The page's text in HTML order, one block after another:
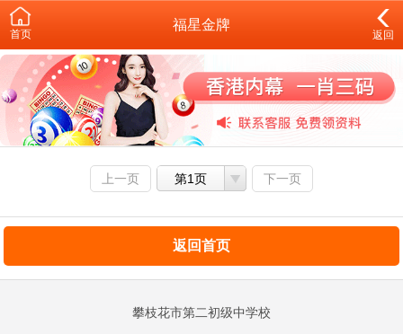
首页
福星金牌
返回
上一页 第1页 下一页
返回首页
攀枝花市第二初级中学校